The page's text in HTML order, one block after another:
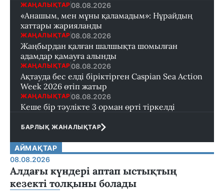
ЖАҢАЛЫҚТАР 08.08.2026
«Анашым, мен мұны қаламадым»: Нұрайдың
хаттары жарияланды
ЖАҢАЛЫҚТАР 08.08.2026
Жаңбырдан қалған шалшықта шомылған
адамдар қамауға алынды
ЖАҢАЛЫҚТАР 08.08.2026
Ақтауда бес елді біріктірген Caspian Sea Action
Week 2026 өтіп жатыр
ЖАҢАЛЫҚТАР 08.08.2026
Кеше бір тәулікте 3 орман өрті тіркелді
БАРЛЫҚ ЖАНАЛЫҚТАР
АЙМАҚТАР
08.08.2026
Алдағы күндері аптап ыстықтың
кезекті толқыны болады